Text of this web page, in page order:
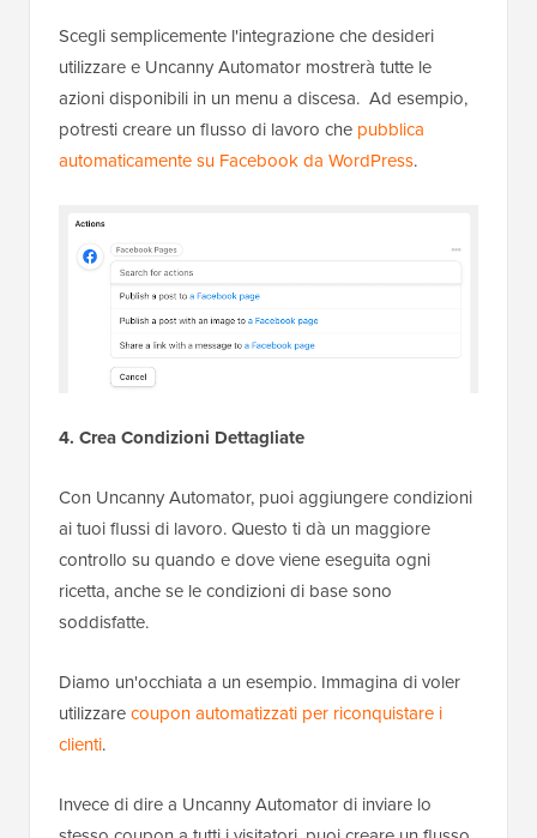
Scegli semplicemente l'integrazione che desideri
utilizzare e Uncanny Automator mostrerà tutte le
azioni disponibili in un menu a discesa. Ad esempio,
potresti creare un flusso di lavoro che pubblica
automaticamente su Facebook da WordPress.
4. Crea Condizioni Dettagliate
Con Uncanny Automator, puoi aggiungere condizioni
ai tuoi flussi di lavoro. Questo ti dà un maggiore
controllo su quando e dove viene eseguita ogni
ricetta, anche se le condizioni di base sono
soddisfatte.
Diamo un'occhiata a un esempio. Immagina di voler
utilizzarecoupon automatizzati per riconquistare i
clienti.
Invece di dire a Uncanny Automator di inviare lo